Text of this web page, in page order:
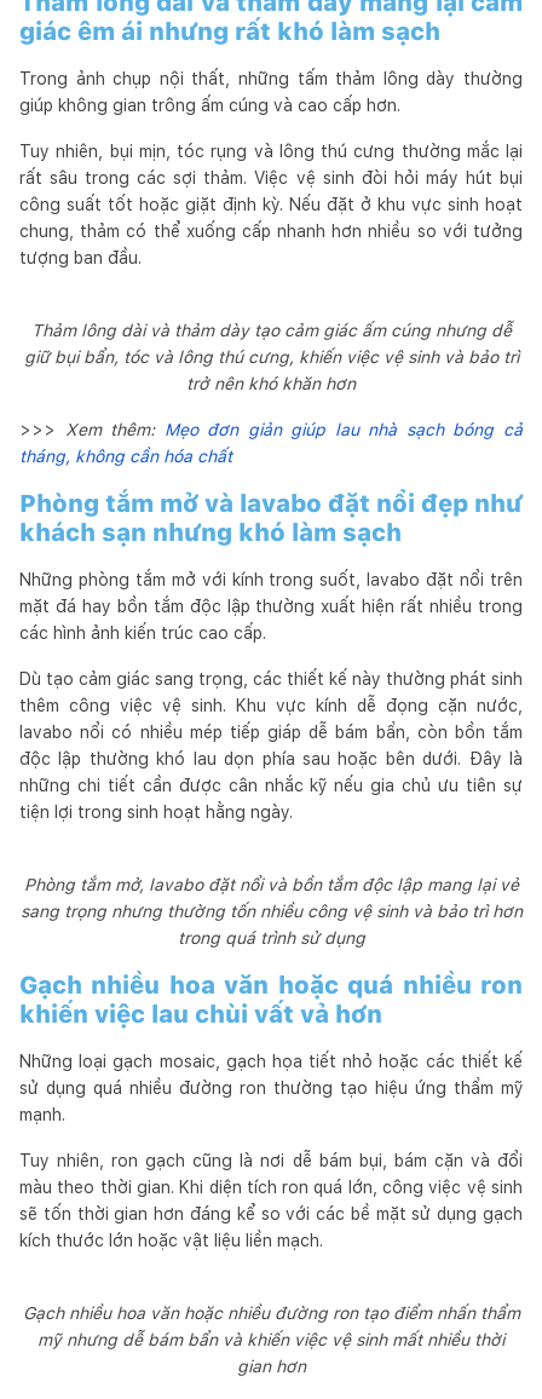
giác êm ái nhưng rất khó làm sạch
Trong ảnh chụp nội thất, những tấm thảm lông dày thường
giúp không gian trông ấm cúng và cao cấp hơn.
Tuy nhiên, bụi mịn, tóc rụng và lông thú cưng thường mắc lại
rất sâu trong các sợi thảm. Việc vệ sinh đòi hỏi máy hút bụi
công suất tốt hoặc giặt định kỳ. Nếu đặt ở khu vực sinh hoạt
chung, thảm có thể xuống cấp nhanh hơn nhiều so với tưởng
tượng ban đầu.
Thảm lông dài và thảm dày tạo cảm giác ấm cúng nhưng dễ
giữ bụi bẩn, tóc và lông thú cưng, khiến việc vệ sinh và bảo trì
trở nên khó khăn hơn
>>> Xem thêm: Mẹo đơn giản giúp lau nhà sạch bóng cả
tháng, không cần hóa chất
Phòng tắm mở và lavabo đặt nổi đẹp như
khách sạn nhưng khó làm sạch
Những phòng tắm mở với kính trong suốt, lavabo đặt nổi trên
mặt đá hay bồn tắm độc lập thường xuất hiện rất nhiều trong
các hình ảnh kiến trúc cao cấp.
Dù tạo cảm giác sang trọng, các thiết kế này thường phát sinh
thêm công việc vệ sinh. Khu vực kính dễ đọng cặn nước,
lavabo nổi có nhiều mép tiếp giáp dễ bám bẩn, còn bồn tắm
độc lập thường khó lau dọn phía sau hoặc bên dưới. Đây là
những chi tiết cần được cân nhắc kỹ nếu gia chủ ưu tiên sự
tiện lợi trong sinh hoạt hằng ngày.
Phòng tắm mở, lavabo đặt nổi và bồn tắm độc lập mang lại vẻ
sang trọng nhưng thường tốn nhiều công vệ sinh và bảo trì hơn
trong quá trình sử dụng
Gạch nhiều hoa văn hoặc quá nhiều ron
khiến việc lau chùi vất vả hơn
Những loại gạch mosaic, gạch họa tiết nhỏ hoặc các thiết kế
sử dụng quá nhiều đường ron thường tạo hiệu ứng thẩm mỹ
mạnh.
Tuy nhiên, ron gạch cũng là nơi dễ bám bụi, bám cặn và đổi
màu theo thời gian. Khi diện tích ron quá lớn, công việc vệ sinh
sẽ tốn thời gian hơn đáng kể so với các bề mặt sử dụng gạch
kích thước lớn hoặc vật liệu liền mạch.
Gạch nhiều hoa văn hoặc nhiều đường ron tạo điểm nhấn thẩm
mỹ nhưng dễ bám bẩn và khiến việc vệ sinh mất nhiều thời
gian hơn